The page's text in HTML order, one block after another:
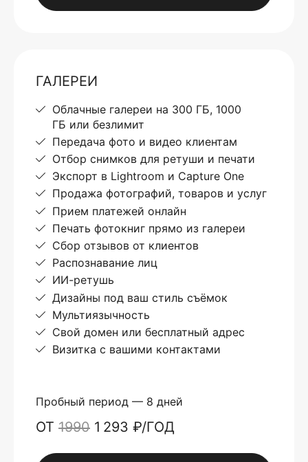
ГАЛЕРЕИ
Облачные галереи на 300 ГБ, 1000
ГБ или безлимит
Передача фото и видео клиентам
Отбор снимков для ретуши и печати
Экспорт в Lightroom и Capture One
Продажа фотографий, товаров и услуг
Прием платежей онлайн
Печать фотокниг прямо из галереи
Сбор отзывов от клиентов
Распознавание лиц
ИИ-ретушь
Дизайны под ваш стиль съёмок
Мультиязычность
Свой домен или бесплатный адрес
Визитка с вашими контактами
Пробный период — 8 дней
ОТ 1990 1 293 ₽/ГОД